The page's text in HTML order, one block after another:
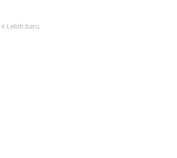
Lebih baru